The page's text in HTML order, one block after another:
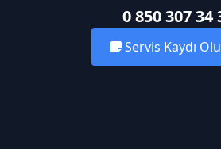
0 850 307 34
Servis Kaydı